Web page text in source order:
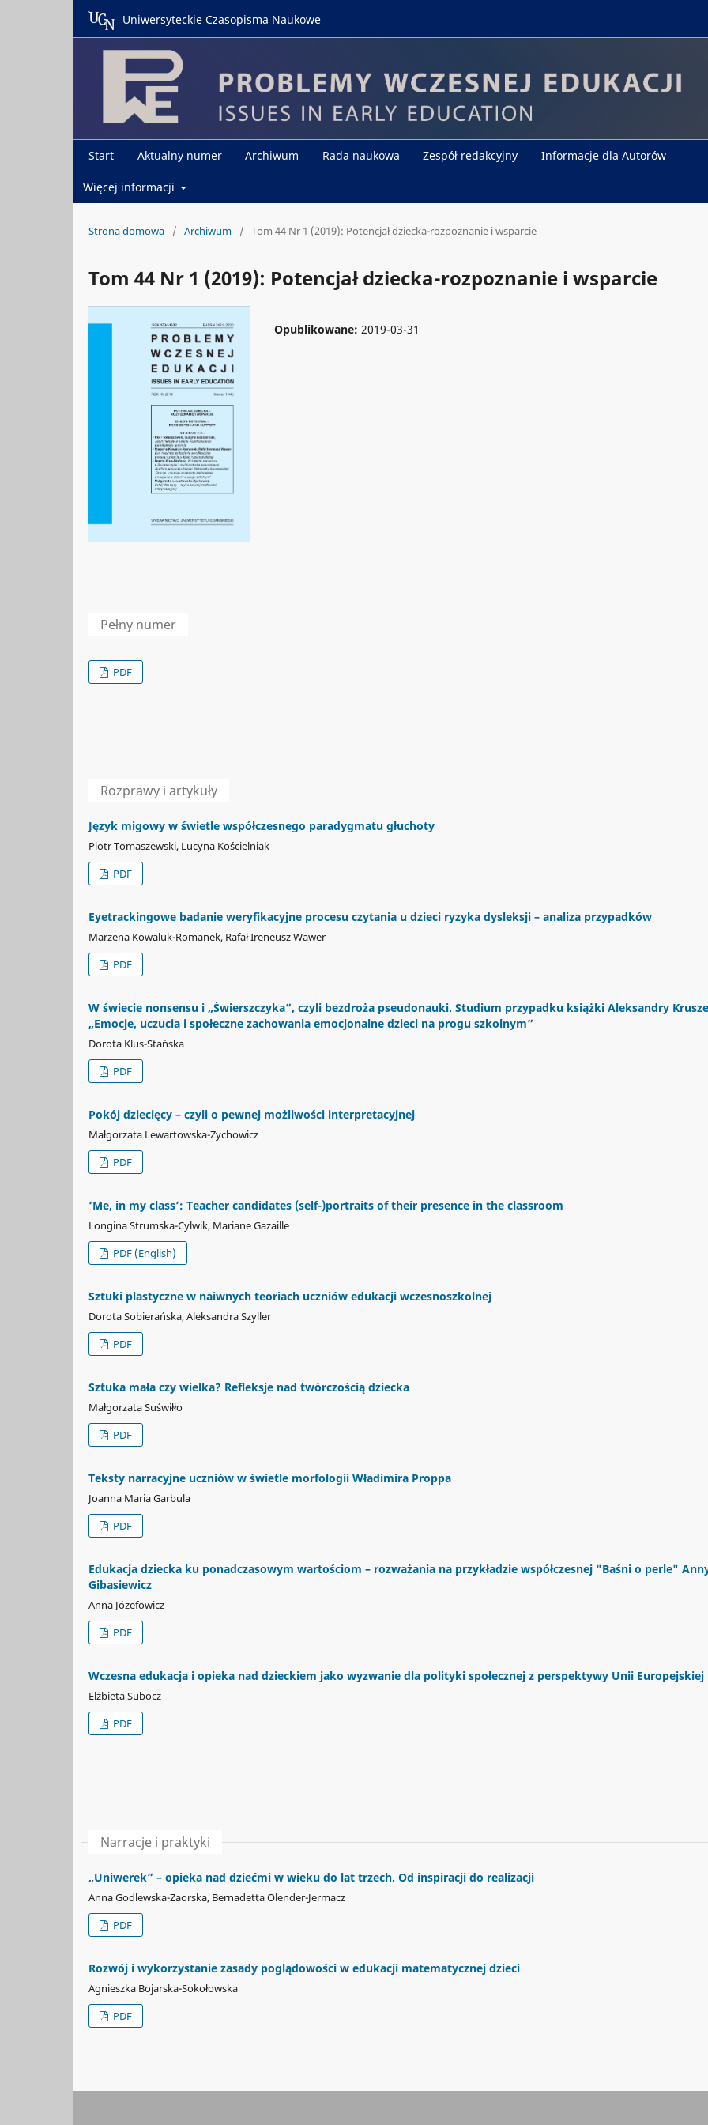
Start Aktualny numer Archiwum Rada naukowa Zespół redakcyjny Informacje dla Autorów
Więcej informacji
Uniwersyteckie Czasopisma Naukowe
Strona domowa / Archiwum / Tom 44 Nr 1 (2019): Potencjał dziecka-rozpoznanie i wsparcie
Tom 44 Nr 1 (2019): Potencjał dziecka-rozpoznanie i wsparcie
Opublikowane: 2019-03-31
Pełny numer
PDF
Rozprawy i artykuły
Język migowy w świetle współczesnego paradygmatu głuchoty
Piotr Tomaszewski, Lucyna Kościelniak
PDF
Eyetrackingowe badanie weryfikacyjne procesu czytania u dzieci ryzyka dysleksji – analiza przypadków
Marzena Kowaluk-Romanek, Rafał Ireneusz Wawer
PDF
W świecie nonsensu i „Świerszczyka”, czyli bezdroża pseudonauki. Studium przypadku książki Aleksandry
„Emocje, uczucia i społeczne zachowania emocjonalne dzieci na progu szkolnym”
Dorota Klus-Stańska
PDF
Pokój dziecięcy – czyli o pewnej możliwości interpretacyjnej
Małgorzata Lewartowska-Zychowicz
PDF
‘Me, in my class’: Teacher candidates (self-)portraits of their presence in the classroom
Longina Strumska-Cylwik, Mariane Gazaille
PDF (English)
Sztuki plastyczne w naiwnych teoriach uczniów edukacji wczesnoszkolnej
Dorota Sobierańska, Aleksandra Szyller
PDF
Sztuka mała czy wielka? Refleksje nad twórczością dziecka
Małgorzata Suświłło
PDF
Teksty narracyjne uczniów w świetle morfologii Władimira Proppa
Joanna Maria Garbula
PDF
Edukacja dziecka ku ponadczasowym wartościom – rozważania na przykładzie współczesnej "Baśni o perle"
Gibasiewicz
Anna Józefowicz
PDF
Wczesna edukacja i opieka nad dzieckiem jako wyzwanie dla polityki społecznej z perspektywy Unii Europejskiej
Elżbieta Subocz
PDF
Narracje i praktyki
„Uniwerek” – opieka nad dziećmi w wieku do lat trzech. Od inspiracji do realizacji
Anna Godlewska-Zaorska, Bernadetta Olender-Jermacz
PDF
Rozwój i wykorzystanie zasady poglądowości w edukacji matematycznej dzieci
Agnieszka Bojarska-Sokołowska
PDF